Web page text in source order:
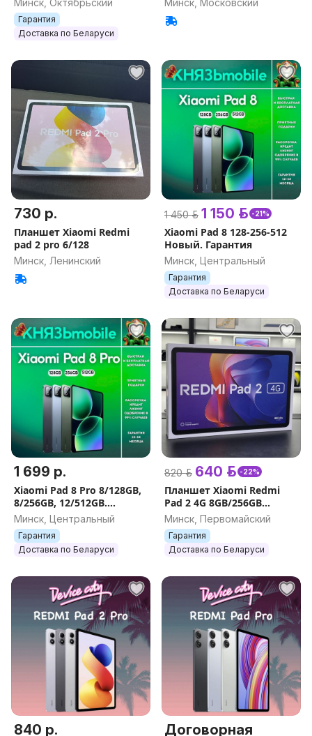
Минск, Октябрьский
Гарантия
Доставка по Беларуси
Минск, Московский
730 р.
Планшет Xiaomi Redmi
pad 2 pro 6/128
Минск, Ленинский
1 450 р. 1 150 р. -21%
Xiaomi Pad 8 128-256-512
Новый. Гарантия
Минск, Центральный
Гарантия
Доставка по Беларуси
1 699 р.
Xiaomi Pad 8 Pro 8/128GB,
8/256GB, 12/512GB.
НОВЫЕ. ОРИГИНАЛ.
ГАРАНТИЯ
Минск, Центральный
Гарантия
Доставка по Беларуси
820 р. 640 р. -22%
Планшет Xiaomi Redmi
Pad 2 4G 8GB/256GB
ГАРАНТИЯ/ДОСТАВКА
Минск, Первомайский
Гарантия
Доставка по Беларуси
840 р. Договорная